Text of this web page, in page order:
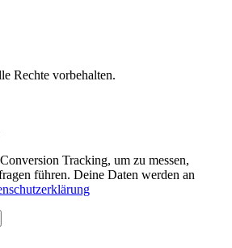
Rechte vorbehalten.
Tracking, um zu messen,
führen. Deine Daten werden an